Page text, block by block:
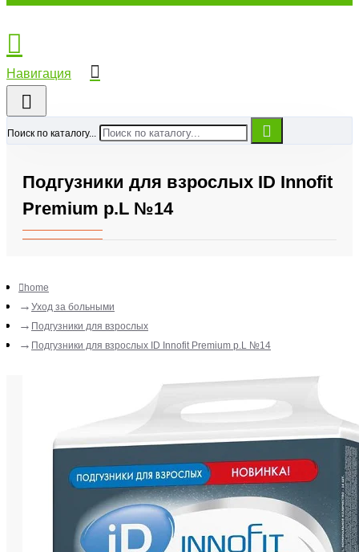
Поиск по каталогу...
Подгузники для взрослых ID Innofit
Premium р.L №14
home
Уход за больными
Подгузники для взрослых
Подгузники для взрослых ID Innofit Premium р.L №14